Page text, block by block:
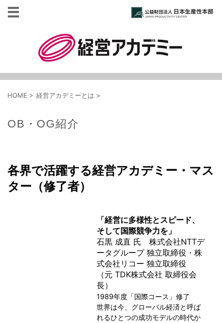
HOME > 経営アカデミーとは >
OB・OG紹介
各界で活躍する経営アカデミー・マス
ター（修了者）
「経営に多様性とスピード、
そして国際競争力を」
石黒 成直 氏 株式会社NTTデ
ータグループ 独立取締役・株
式会社リコー 独立取締役
（元 TDK株式会社 取締役会
長）
1989年度「国際コース」修了
世界は今、グローバル経済と呼ば
れるひとつの成功モデルの時代か